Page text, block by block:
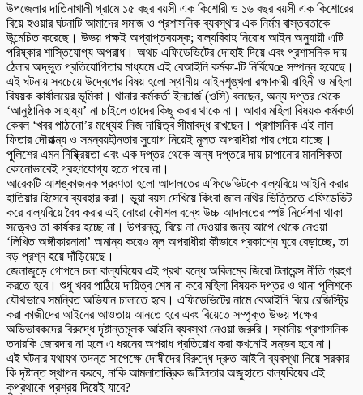
উপজেলার দাতিনাখালী গ্রামে ১৫ বছর বয়সী এক কিশোরী ও ১৬ বছর বয়সী এক কিশোরের
বিয়ে হওয়ার ঘটনাটি আমাদের সমাজ ও প্রশাসনিক ব্যবস্থার এক নির্মম বাস্তবতাকে
উন্মেচিত করেছে। উভয় পক্ষই অপ্রাপ্তবয়স্ক; বাল্যবিবাহ নিরোধ আইন অনুযায়ী এটি
পরিষ্কার শাস্তিযোগ্য অপরাধ। অথচ এফিডেভিটের দোহাই দিয়ে এবং প্রশাসনিক দায়
ঠেলার অদ্ভুত প্রতিযোগিতার মাধ্যমে এই বেআইনি কর্মকা-টি নির্বিঘেœ সম্পন্ন হয়েছে।
এই ঘটনায় সবচেয়ে উদ্বেগের বিষয় হলো স্থানীয় আইনশৃঙ্খলা রক্ষাকারী বাহিনী ও মহিলা
বিষয়ক কার্যালয়ের ভূমিকা। থানার কর্মকর্তা ইনচার্জ (ওসি) বলছেন, অন্য দপ্তর থেকে
‘আনুষ্ঠানিক সাহায্য’ না চাইলে তাদের কিছু করার থাকে না। আবার মহিলা বিষয়ক কর্মকর্তা
কেবল ‘খবর পাঠানো’র মধ্যেই নিজ দায়িত্ব সীমাবদ্ধ রাখছেন। প্রশাসনিক এই লাল
ফিতার দৌরাত্ম্য ও সমন্বয়হীনতার সুযোগ নিয়েই মূলত অপরাধীরা পার পেয়ে যাচ্ছে।
পুলিশের এমন নিষ্ক্রিয়তা এবং এক দপ্তর থেকে অন্য দপ্তরে দায় চাপানোর মানসিকতা
কোনোভাবেই গ্রহণযোগ্য হতে পারে না।
আরেকটি আশঙ্কাজনক প্রবণতা হলো আদালতের এফিডেভিটকে বাল্যবিয়ে আইনি করার
হাতিয়ার হিসেবে ব্যবহার করা। ভুয়া বয়স দেখিয়ে কিংবা জাল নথির ভিত্তিতে এফিডেভিট
করে বাল্যবিয়ে বৈধ করার এই নোংরা কৌশল বন্ধে উচ্চ আদালতের স্পষ্ট নির্দেশনা থাকা
সত্ত্বেও তা কার্যকর হচ্ছে না। উপরন্তু, বিয়ে না দেওয়ার জন্য আগে থেকে নেওয়া
‘লিখিত অঙ্গীকারনামা’ অমান্য করেও মূল অপরাধীরা কীভাবে প্রকাশ্যে ঘুরে বেড়াচ্ছে, তা
বড় প্রশ্ন হয়ে দাঁড়িয়েছে।
জেলাজুড়ে গোপনে চলা বাল্যবিয়ের এই প্রথা বন্ধে অবিলম্বে জিরো টলারেন্স নীতি গ্রহণ
করতে হবে। শুধু খবর পাঠিয়ে দায়িত্ব শেষ না করে মহিলা বিষয়ক দপ্তর ও থানা পুলিশকে
যৌথভাবে সমন্বিত অভিযান চালাতে হবে। এফিডেভিটের নামে বেআইনি বিয়ে রেজিস্ট্রি
করা কাজীদের আইনের আওতায় আনতে হবে এবং বিয়েতে সম্পৃক্ত উভয় পক্ষের
অভিভাবকদের বিরুদ্ধে দৃষ্টান্তমূলক আইনি ব্যবস্থা নেওয়া জরুরি। স্থানীয় প্রশাসনিক
তদারকি জোরদার না হলে এ ধরনের অপরাধ প্রতিরোধ করা কখনোই সম্ভব হবে না।
এই ঘটনার যথাযথ তদন্ত সাপেক্ষে দোষীদের বিরুদ্ধে দ্রুত আইনি ব্যবস্থা নিয়ে সরকার
কি দৃষ্টান্ত স্থাপন করবে, নাকি আমলাতান্ত্রিক জটিলতার অজুহাতে বাল্যবিয়ের এই
কুপ্রথাকে প্রশ্রয় দিয়েই যাবে?